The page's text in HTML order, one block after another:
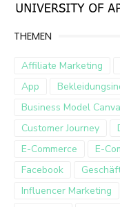
THEMEN
Affiliate Marketing
App
Business Model
Customer Journey
E-Commerce
E-
Facebook
Influencer Marketing